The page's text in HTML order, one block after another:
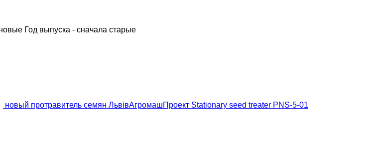
Год выпуска - сначала старые
новый протравитель семян ЛьвівАгромашПроект Stationary seed treater PNS-5-01